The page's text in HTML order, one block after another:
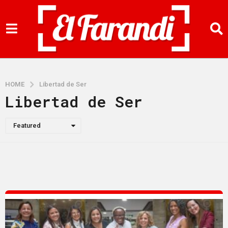
HOME Libertad de Ser
Libertad de Ser
Featured